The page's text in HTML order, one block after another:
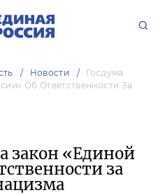
Новости
Госдума
Об Ответственности За
закон «Единой
за